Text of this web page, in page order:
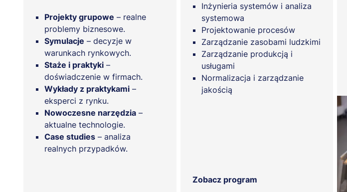
Projekty grupowe – realne
problemy biznesowe.
Symulacje – decyzje w
warunkach rynkowych.
Staże i praktyki –
doświadczenie w firmach.
Wykłady z praktykami –
eksperci z rynku.
Nowoczesne narzędzia –
aktualne technologie.
Case studies – analiza
realnych przypadków.
Inżynieria systemów i analiza
systemowa
Projektowanie procesów
Zarządzanie zasobami ludzkimi
Zarządzanie produkcją i
usługami
Normalizacja i zarządzanie
jakością
Zobacz program